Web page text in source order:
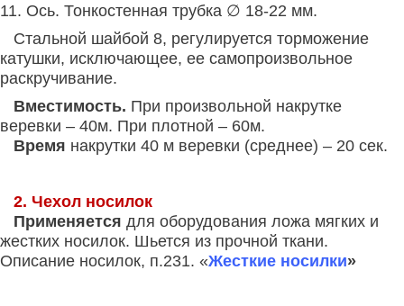
11. Ось. Тонкостенная трубка ∅ 18-22 мм.
Стальной шайбой 8, регулируется торможение
катушки, исключающее, ее самопроизвольное
раскручивание.
Вместимость. При произвольной накрутке
веревки – 40м. При плотной – 60м.
Время накрутки 40 м веревки (среднее) – 20 сек.
2. Чехол носилок
Применяется для оборудования ложа мягких и
жестких носилок. Шьется из прочной ткани.
Описание носилок, п.231. «Жесткие носилки»